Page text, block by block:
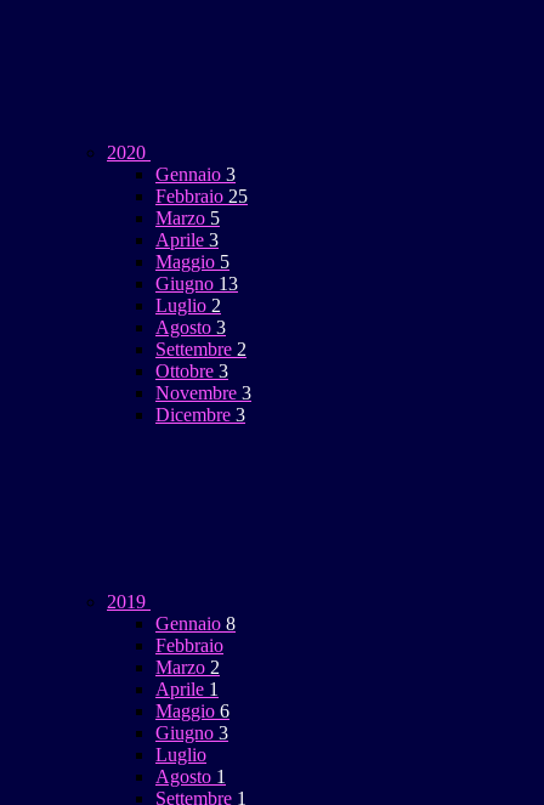
2020
Gennaio 3
Febbraio 25
Marzo 5
Aprile 3
Maggio 5
Giugno 13
Luglio 2
Agosto 3
Settembre 2
Ottobre 3
Novembre 3
Dicembre 3
2019
Gennaio 8
Febbraio
Marzo 2
Aprile 1
Maggio 6
Giugno 3
Luglio
Agosto 1
Settembre 1